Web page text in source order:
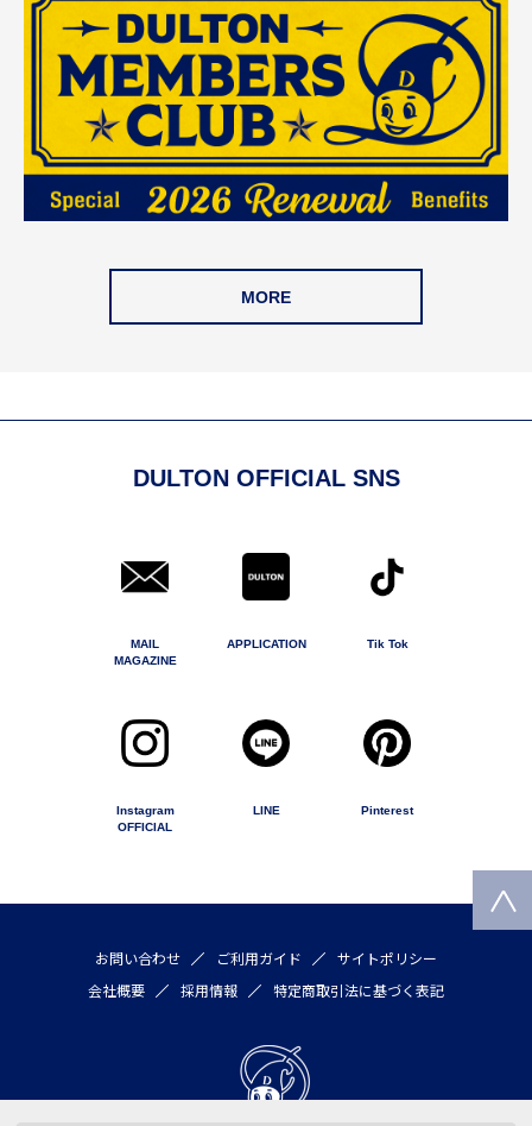
MORE
DULTON OFFICIAL SNS
MAIL
MAGAZINE
APPLICATION Tik Tok
Instagram
OFFICIAL
LINE Pinterest
お問い合わせ ご利用ガイド
サイトポリシー
会社概要
採用情報 特定商取引法に基づく表記